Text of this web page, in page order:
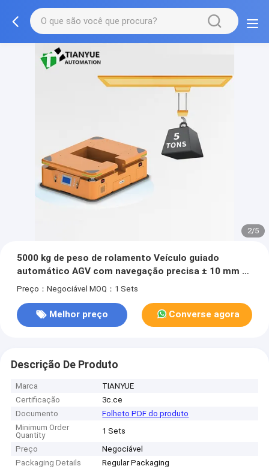
2/5
5000 kg de peso de rolamento Veículo guiado
automático AGV com navegação precisa ± 10 mm e
modo de acoplagem de elevação traseira
Preço：Negociável MOQ：1 Sets
Melhor preço Converse agora
Descrição De Produto
Marca
TIANYUE
Certificação
3c.ce
Documento
Folheto PDF do produto
Minimum Order
Quantity
1 Sets
Preço
Negociável
Packaging Details
Regular Packaging